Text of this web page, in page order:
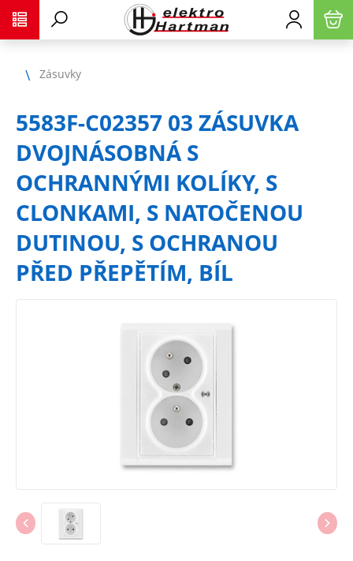
Zásuvky
5583F-C02357 03 ZÁSUVKA
DVOJNÁSOBNÁ S
OCHRANNÝMI KOLÍKY, S
CLONKAMI, S NATOČENOU
DUTINOU, S OCHRANOU
PŘED PŘEPĚTÍM, BÍL